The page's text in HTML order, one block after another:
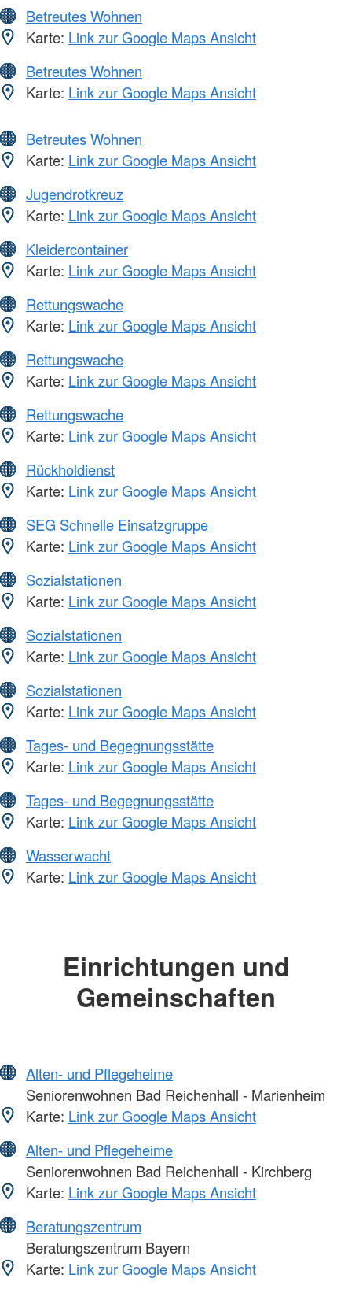
Betreutes Wohnen
Karte: Link zur Google Maps Ansicht
Betreutes Wohnen
Karte: Link zur Google Maps Ansicht
Betreutes Wohnen
Karte: Link zur Google Maps Ansicht
Jugendrotkreuz
Karte: Link zur Google Maps Ansicht
Kleidercontainer
Karte: Link zur Google Maps Ansicht
Rettungswache
Karte: Link zur Google Maps Ansicht
Rettungswache
Karte: Link zur Google Maps Ansicht
Rettungswache
Karte: Link zur Google Maps Ansicht
Rückholdienst
Karte: Link zur Google Maps Ansicht
SEG Schnelle Einsatzgruppe
Karte: Link zur Google Maps Ansicht
Sozialstationen
Karte: Link zur Google Maps Ansicht
Sozialstationen
Karte: Link zur Google Maps Ansicht
Sozialstationen
Karte: Link zur Google Maps Ansicht
Tages- und Begegnungsstätte
Karte: Link zur Google Maps Ansicht
Tages- und Begegnungsstätte
Karte: Link zur Google Maps Ansicht
Wasserwacht
Karte: Link zur Google Maps Ansicht
Einrichtungen und
Gemeinschaften
Alten- und Pflegeheime
Seniorenwohnen Bad Reichenhall - Marienheim
Karte: Link zur Google Maps Ansicht
Alten- und Pflegeheime
Seniorenwohnen Bad Reichenhall - Kirchberg
Karte: Link zur Google Maps Ansicht
Beratungszentrum
Beratungszentrum Bayern
Karte: Link zur Google Maps Ansicht